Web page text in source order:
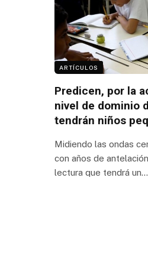
ARTÍCULOS
Predicen, por la
nivel de dominio
tendrán niños
Midiendo las ondas
con años de
lectura que tendrá un…